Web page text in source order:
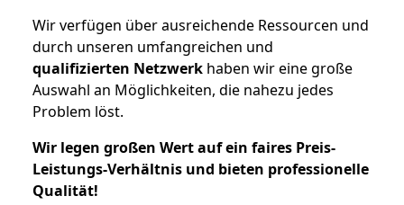
Wir verfügen über ausreichende Ressourcen und
durch unseren umfangreichen und
qualifizierten Netzwerk haben wir eine große
Auswahl an Möglichkeiten, die nahezu jedes
Problem löst.
Wir legen großen Wert auf ein faires Preis-
Leistungs-Verhältnis und bieten professionelle
Qualität!